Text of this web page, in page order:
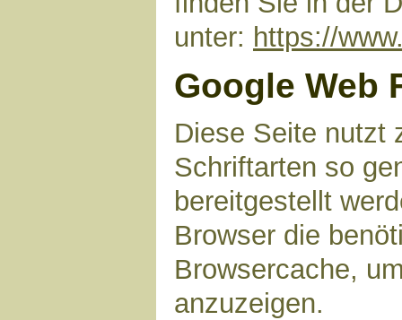
unter: https://
Google Web
Diese Seite nutzt
Schriftarten so
bereitgestellt
Browser die
Browsercache,
anzuzeigen.